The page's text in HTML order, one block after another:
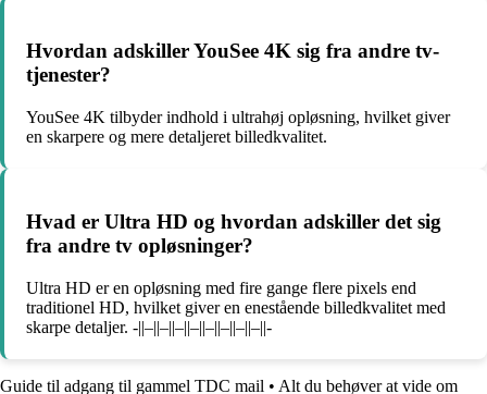
Hvordan adskiller YouSee 4K sig fra andre tv-
tjenester?
YouSee 4K tilbyder indhold i ultrahøj opløsning, hvilket giver
en skarpere og mere detaljeret billedkvalitet.
Hvad er Ultra HD og hvordan adskiller det sig
fra andre tv opløsninger?
Ultra HD er en opløsning med fire gange flere pixels end
traditionel HD, hvilket giver en enestående billedkvalitet med
skarpe detaljer. -||–||–||–||–||–||–||–||–||-
Guide til adgang til gammel TDC mail • Alt du behøver at vide om